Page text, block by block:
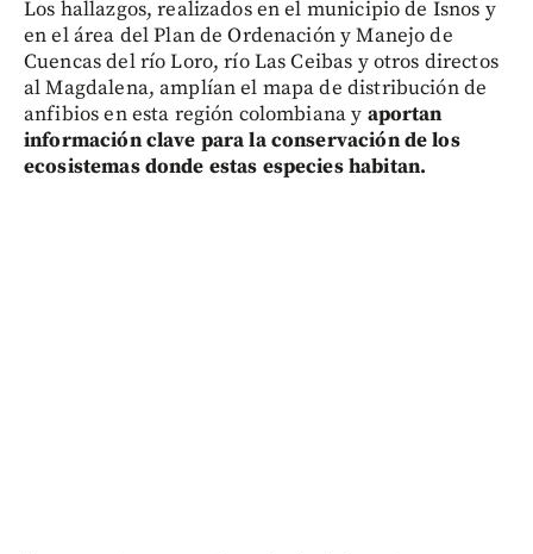
Los hallazgos, realizados en el municipio de Isnos y
en el área del Plan de Ordenación y Manejo de
Cuencas del río Loro, río Las Ceibas y otros directos
al Magdalena, amplían el mapa de distribución de
anfibios en esta región colombiana y aportan
información clave para la conservación de los
ecosistemas donde estas especies habitan.